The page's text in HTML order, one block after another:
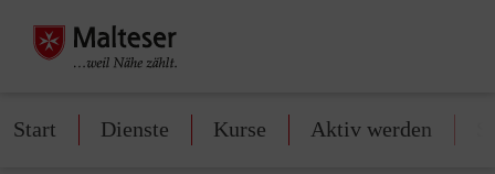
Start Dienste Kurse Aktiv werden